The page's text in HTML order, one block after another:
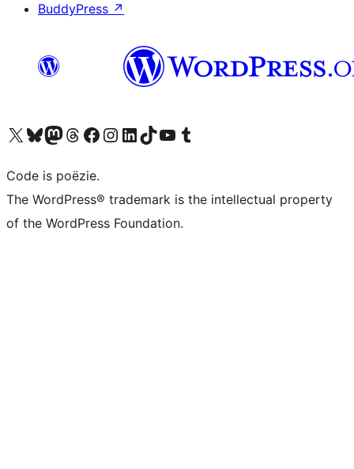
BuddyPress ↗
Bezoek ons X (voorheen Twitter) account
Bezoek ons Bluesky account
Bezoek ons Mastodon account
Bezoek ons Threads account
Onze Facebook pagina bezoeken
Bezoek ons Instagram account
Bezoek ons LinkedIn account
Bezoek ons TikTok account
Bezoek ons YouTube kanaalBezoek ons Tumblr account
Code is poëzie.
The WordPress® trademark is the intellectual property
of the WordPress Foundation.